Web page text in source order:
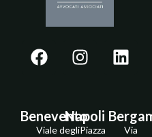
Benevento
Viale degli
Napoli
Piazza
Via